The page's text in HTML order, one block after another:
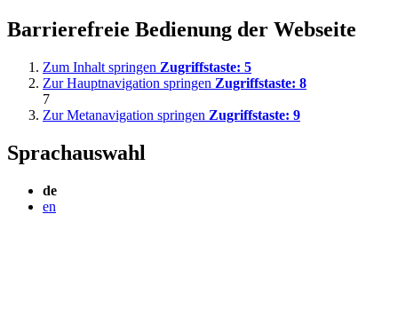
Barrierefreie Bedienung der Webseite
Zum Inhalt springen Zugriffstaste: 5
Zur Hauptnavigation springen Zugriffstaste: 8
7
Zur Metanavigation springen Zugriffstaste: 9
Sprachauswahl
de
en